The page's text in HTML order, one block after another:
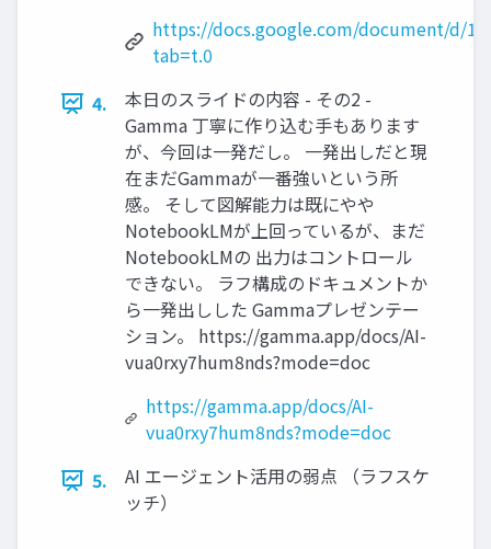
https://docs.google.com/document/d/
tab=t.0
4.
本日のスライドの内容 - その2 -
Gamma 丁寧に作り込む手もあります
が、今回は一発だし。 一発出しだと現
在まだGammaが一番強いという所
感。 そして図解能力は既にやや
NotebookLMが上回っているが、まだ
NotebookLMの 出力はコントロール
できない。 ラフ構成のドキュメントか
ら一発出しした Gammaプレゼンテー
ション。 https://gamma.app/docs/AI-
vua0rxy7hum8nds?mode=doc
https://gamma.app/docs/AI-
vua0rxy7hum8nds?mode=doc
5.
AI エージェント活用の弱点 （ラフスケ
ッチ）